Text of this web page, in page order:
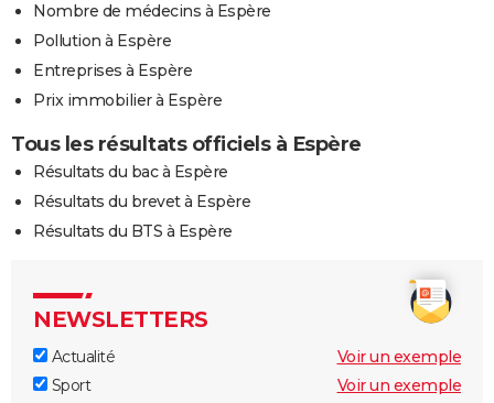
Nombre de médecins à Espère
Pollution à Espère
Entreprises à Espère
Prix immobilier à Espère
Tous les résultats officiels à Espère
Résultats du bac à Espère
Résultats du brevet à Espère
Résultats du BTS à Espère
NEWSLETTERS
Actualité
Voir un exemple
Sport
Voir un exemple